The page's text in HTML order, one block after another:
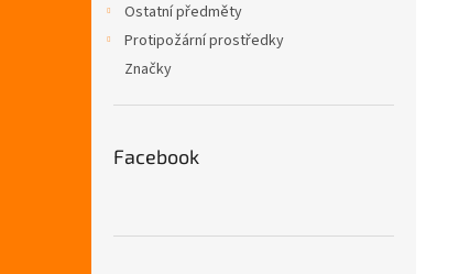
Ostatní předměty
Protipožární prostředky
Značky
Facebook